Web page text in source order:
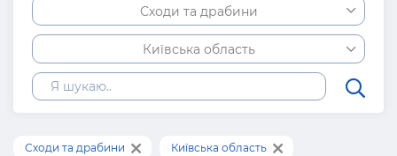
Сходи та драбини
Київська область
Сходи та драбини Київська область